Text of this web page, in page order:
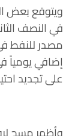
ويتوقع بعض
في النصف
مصدر للنفط
إضافي يومياً
على تجديد